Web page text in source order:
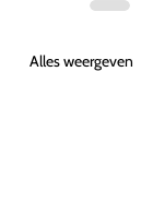
Alles weergeven